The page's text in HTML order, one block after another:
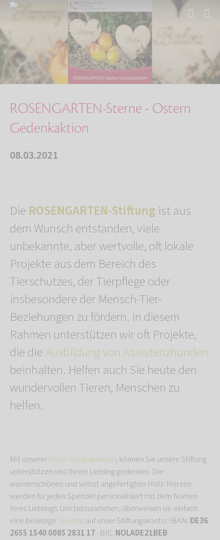
Aktuelles
ROSENGARTEN-Sterne - Ostern Gedenkaktion
ROSENGARTEN-Sterne - Ostern
Gedenkaktion
08.03.2021
Die ROSENGARTEN-Stiftung ist aus
dem Wunsch entstanden, viele
unbekannte, aber wertvolle, oft lokale
Projekte aus dem Bereich des
Tierschutzes, der Tierpflege oder
insbesondere der Mensch-Tier-
Beziehungen zu fördern. In diesem
Rahmen unterstützen wir oft Projekte,
die dieAusbildung von Assistenzhunden
beinhalten. Helfen auch Sie heute den
wundervollen Tieren, Menschen zu
helfen.
Mit unsererOster-Gedenkaktion, können Sie unsere Stiftung
unterstützen und Ihrem Liebling gedenken. Die
wunderschönen und selbst angefertigten Holz-Herzen
werden für jeden Spender personalisiert mit dem Namen
Ihres Lieblings. Um teilzunehmen, überweisen sie einfach
eine beliebige Spende auf unser Stiftungskonto: IBAN: DE36
2655 1540 0085 2831 17 · BIC: NOLADE21BEB